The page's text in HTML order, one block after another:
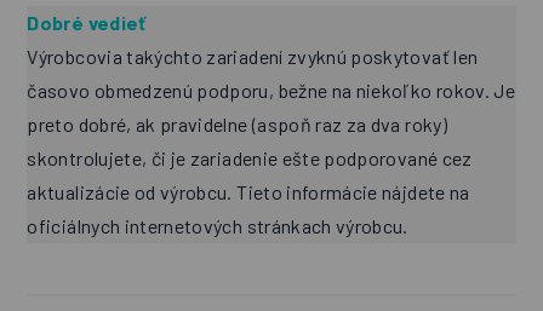
Dobré vedieť
Výrobcovia takýchto zariadení zvyknú poskytovať len
časovo obmedzenú podporu, bežne na niekoľko rokov. Je
preto dobré, ak pravidelne (aspoň raz za dva roky)
skontrolujete, či je zariadenie ešte podporované cez
aktualizácie od výrobcu. Tieto informácie nájdete na
oficiálnych internetových stránkach výrobcu.